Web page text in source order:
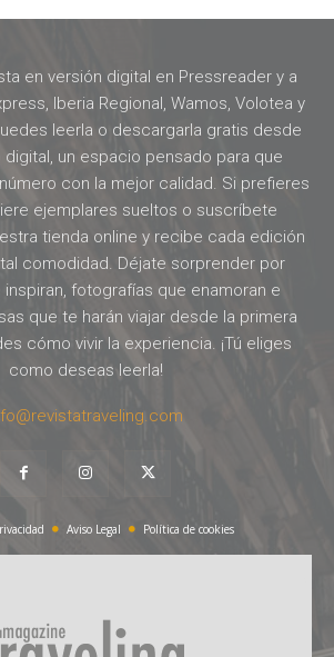
en versión digital en Pressreader y a
Iberia Regional, Wamos, Volotea y
leerla o descargarla gratis desde
un espacio pensado para que
con la mejor calidad. Si prefieres
ejemplares sueltos o suscríbete
tienda online y recibe cada edición
comodidad. Déjate sorprender por
fotografías que enamoran e
que te harán viajar desde la primera
cómo vivir la experiencia. ¡Tú eliges
como deseas leerla!
Aviso Legal Política de cookies